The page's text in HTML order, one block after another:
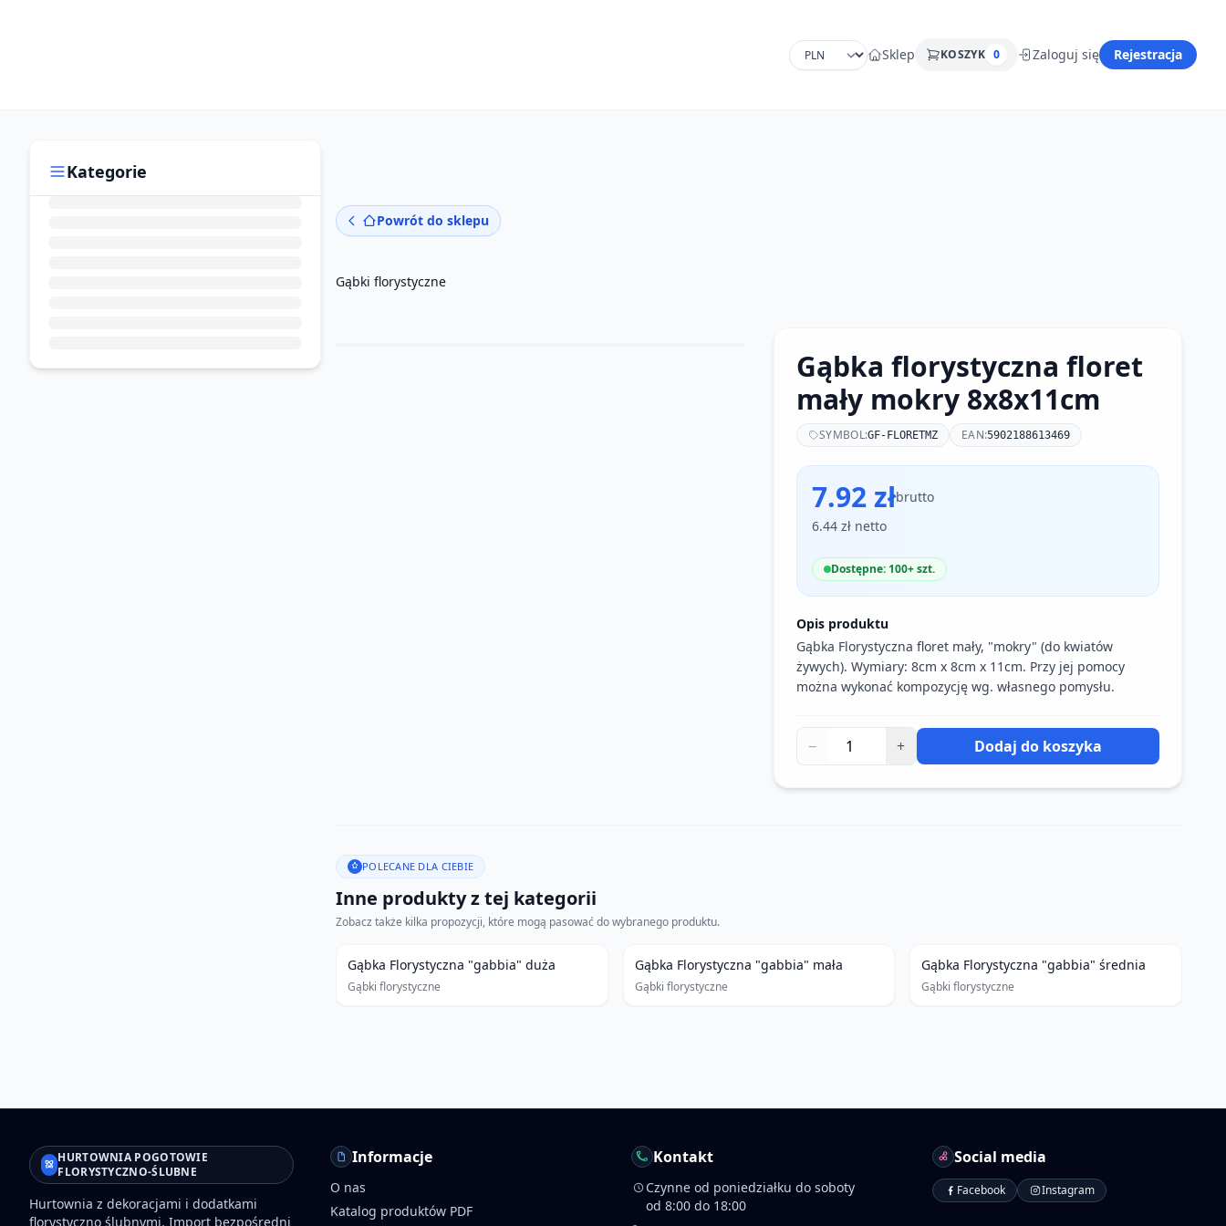
Sklep KOSZYK 0 Zaloguj się Rejestracja
Kategorie
Powrót do sklepu
Gąbki florystyczne
Gąbka florystyczna floret
mały mokry 8x8x11cm
SYMBOL:GF-FLORETMZ EAN:5902188613469
7.92 złbrutto
6.44 zł netto
Dostępne: 100+ szt.
Opis produktu
Gąbka Florystyczna floret mały, "mokry" (do kwiatów
żywych). Wymiary: 8cm x 8cm x 11cm. Przy jej pomocy
można wykonać kompozycję wg. własnego pomysłu.
− + Dodaj do koszyka
POLECANE DLA CIEBIE
Inne produkty z tej kategorii
Zobacz także kilka propozycji, które mogą pasować do wybranego produktu.
Gąbka Florystyczna "gabbia" duża
Gąbki florystyczne
Gąbka Florystyczna "gabbia" mała
Gąbki florystyczne
Gąbka Florystyczna "gabbia" średnia
Gąbki florystyczne
HURTOWNIA POGOTOWIE
FLORYSTYCZNO-ŚLUBNE
Hurtownia z dekoracjami i dodatkami
florystyczno ślubnymi. Import bezpośredni
Informacje
O nas
Katalog produktów PDF
Kontakt
Czynne od poniedziałku do soboty
od 8:00 do 18:00
Social media
Facebook Instagram